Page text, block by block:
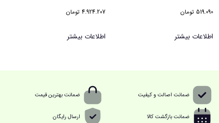
519.090 تومان
اطلاعات بیشتر
4.924.207 تومان
اطلاعات بیشتر
ضمانت اصالت و کیفیت ضمانت بهترین قیمت
ضمانت بازگشت کالا ارسال رایگان